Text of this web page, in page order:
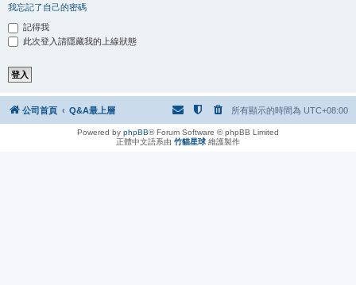
我忘記了自己的密碼
記得我
此次登入請隱藏我的上線狀態
公司首頁 Q&A最上層 所有顯示的時間為 UTC+08:00
Powered by phpBB® Forum Software © phpBB Limited
正體中文語系由 竹貓星球 維護製作